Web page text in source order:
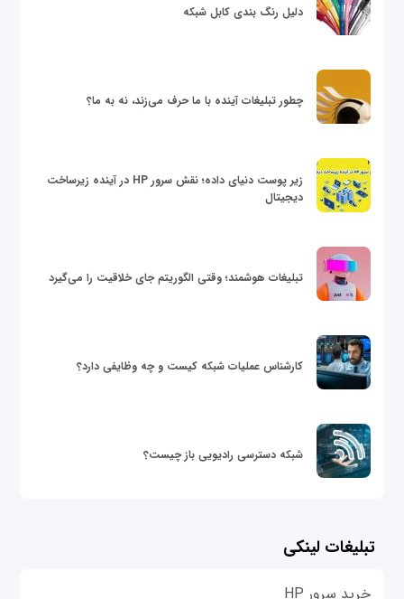
دلیل رنگ بندی کابل شبکه
چطور تبلیغات آینده با ما حرف می‌زند، نه به ما؟
زیر پوست دنیای داده؛ نقش سرور HP در آینده زیرساخت
دیجیتال
تبلیغات هوشمند؛ وقتی الگوریتم جای خلاقیت را می‌گیرد
کارشناس عملیات شبکه کیست و چه وظایفی دارد؟
شبکه دسترسی رادیویی باز چیست؟
تبلیغات لینکی
خرید سرور HP